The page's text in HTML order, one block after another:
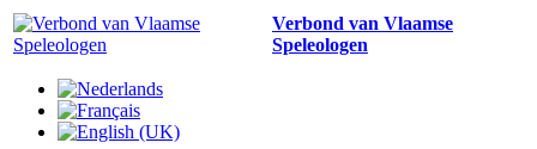
Verbond van Vlaamse
Speleologen